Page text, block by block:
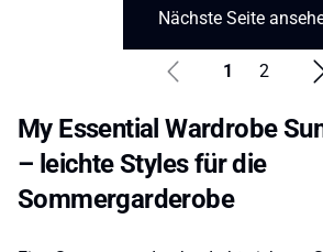
Nächste Seite
1 2
My Essential Wardrobe
– leichte Styles für die
Sommergarderobe